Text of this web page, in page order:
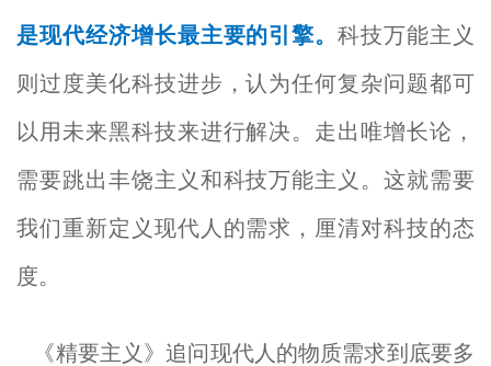
是现代经济增长最主要的引擎。科技万能主义
则过度美化科技进步，认为任何复杂问题都可
以用未来黑科技来进行解决。走出唯增长论，
需要跳出丰饶主义和科技万能主义。这就需要
我们重新定义现代人的需求，厘清对科技的态
度。
《精要主义》追问现代人的物质需求到底要多